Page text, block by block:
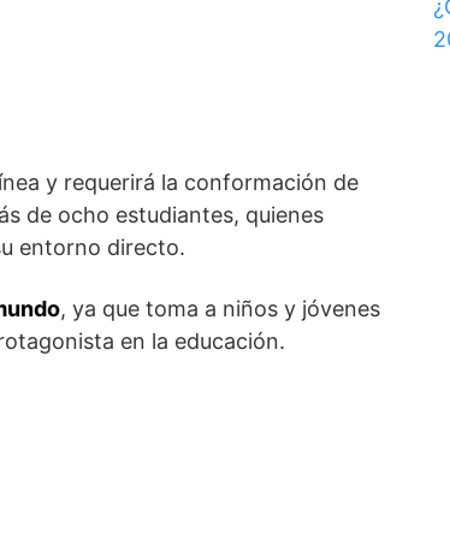
y requerirá la conformación de
de ocho estudiantes, quienes
entorno directo.
, ya que toma a niños y jóvenes
en la educación.